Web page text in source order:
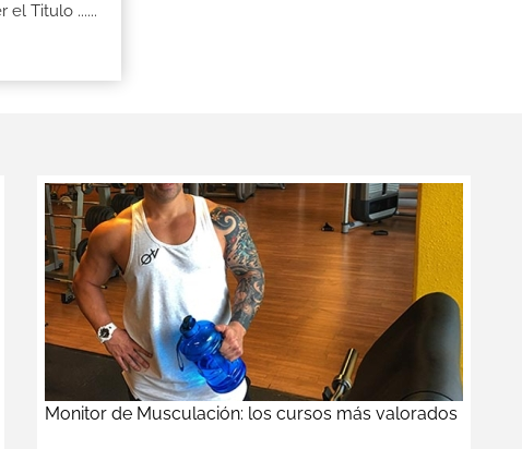
Titulo ......
Monitor de Musculación: los cursos más valorados